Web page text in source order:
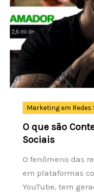
com
Plugin
SEO
Marketing em Redes
O que são
Sociais
O fenômeno das
em plataformas
YouTube, tem